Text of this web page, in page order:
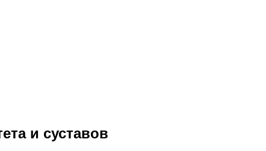
и суставов